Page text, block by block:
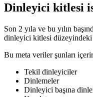
Dinleyici kitlesi
Son 2 yıla ve bu yılın
dinleyici kitlesi
Bu meta veriler şunları
Tekil dinleyiciler
Dinlemeler
Dinleyici başına